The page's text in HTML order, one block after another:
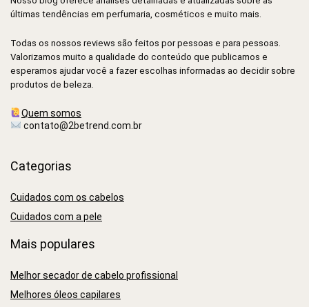
últimas tendências em perfumaria, cosméticos e muito mais.
Todas os nossos reviews são feitos por pessoas e para pessoas.
Valorizamos muito a qualidade do conteúdo que publicamos e
esperamos ajudar você a fazer escolhas informadas ao decidir sobre
produtos de beleza.
Quem somos
contato@2betrend.com.br
Categorias
Cuidados com os cabelos
Cuidados com a pele
Mais populares
Melhor secador de cabelo profissional
Melhores óleos capilares